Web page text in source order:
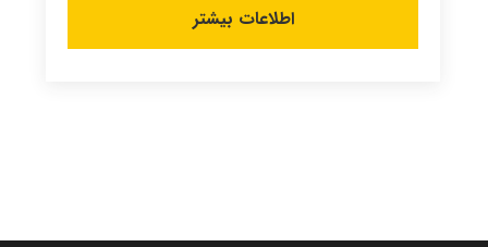
اطلاعات بیشتر